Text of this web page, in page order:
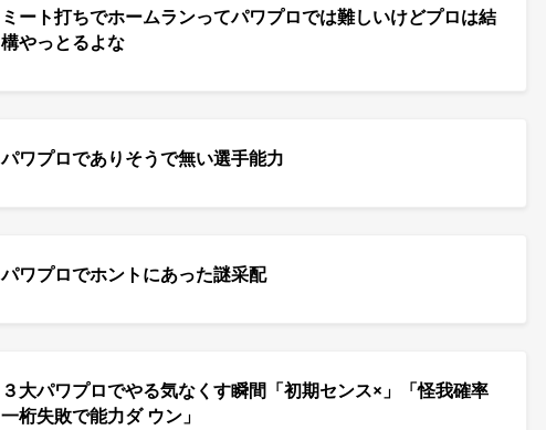
ミート打ちでホームランってパワプロでは難しいけどプロは結
構やっとるよな
パワプロでありそうで無い選手能力
パワプロでホントにあった謎采配
３大パワプロでやる気なくす瞬間「初期センス×」「怪我確率
一桁失敗で能力ダ ウン」